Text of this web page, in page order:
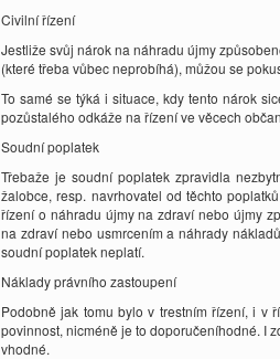
Civilní řízení
Jestliže svůj nárok na náhradu újmy
(které třeba vůbec neprobíhá), můžou se
To samé se týká i situace, kdy tento nárok
pozůstalého odkáže na řízení ve věcech
Soudní poplatek
Třebaže je soudní poplatek zpravidla
žalobce, resp. navrhovatel od těchto
řízení o náhradu újmy na zdraví nebo újmy
na zdraví nebo usmrcením a náhrady
soudní poplatek neplatí.
Náklady právního zastoupení
Podobně jak tomu bylo v trestním řízení, i v
povinnost, nicméně je to doporučeníhodné. I
vhodné.